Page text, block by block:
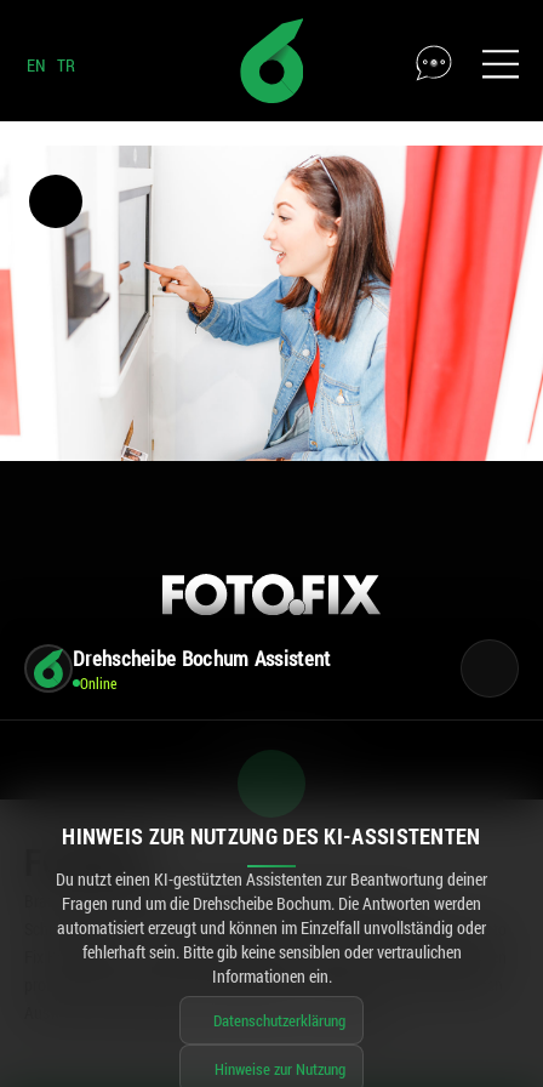
EN TR
Drehscheibe Bochum Assistent
Online
HINWEIS ZUR NUTZUNG DES KI-ASSISTENTEN
Du nutzt einen KI-gestützten Assistenten zur Beantwortung deiner
Fragen rund um die Drehscheibe Bochum. Die Antworten werden
automatisiert erzeugt und können im Einzelfall unvollständig oder
fehlerhaft sein. Bitte gib keine sensiblen oder vertraulichen
Informationen ein.
Datenschutzerklärung
Hinweise zur Nutzung
CENTERPLAN · UG
FOTOFIX
Brauchst du schnell neue Passbilder oder einfach nur lustige
Schnappschüsse mit deinen Liebsten? Dann komm vorbei an unserer Foto
Fix Kabine in der Drehscheibe Bochum! Hier machst du im Handumdrehen
professionelle Fotos oder unvergessliche Erinnerungen. Perfekt für deinen
Ausweis, deine Bewerbung oder einfach nur zum Spaß!